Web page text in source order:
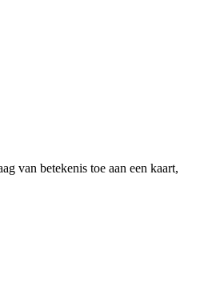
van betekenis toe aan een kaart,